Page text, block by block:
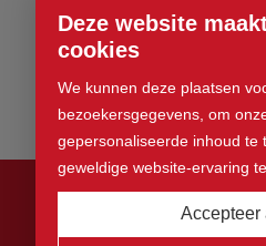
Deze website
cookies
We kunnen deze plaatsen
bezoekersgegevens, om
gepersonaliseerde inhoud te
geweldige website-ervaring
Accepteer
© 2026 Wild Store. Alle